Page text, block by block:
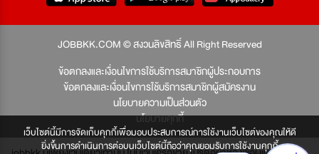
เว็บไซต์นี้มีการจัดเก็บคุกกี้เพื่อมอบประสบการณ์การใช้งานเว็บไซต์ของคุณให้ดี
ยิ่งขึ้นการดำเนินการต่อบนเว็บไซต์นี้ถือว่าคุณยอมรับการใช้งานคุกกี้
JOBBKK.COM © สงวนลิขสิทธิ์ All Right Reserved
ข้อตกลงและเงื่อนไขการใช้บริการสมาชิกผู้ประกอบการ
ข้อตกลงและเงื่อนไขการใช้บริการสมาชิกผู้สมัครงาน
นโยบายความเป็นส่วนตัว
นโยบายคุกกี้